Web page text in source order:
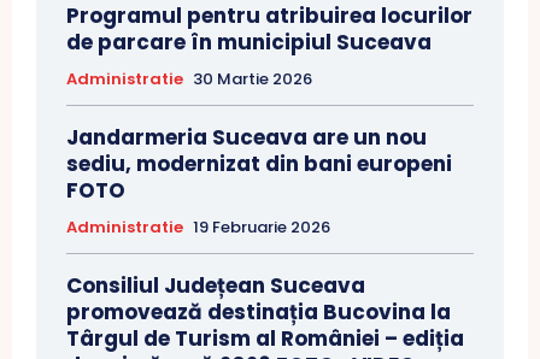
Programul pentru atribuirea locurilor
de parcare în municipiul Suceava
Administratie 30 Martie 2026
Jandarmeria Suceava are un nou
sediu, modernizat din bani europeni
FOTO
Administratie 19 Februarie 2026
Consiliul Județean Suceava
promovează destinația Bucovina la
Târgul de Turism al României – ediția